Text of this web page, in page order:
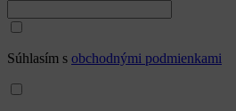
Súhlasím s obchodnými podmienkami